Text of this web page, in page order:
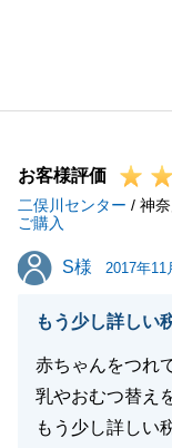
るご多忙の中、
き、スムーズに
ておりました、
間際になってし
せんでした。
その後、無事お
におめでとうご
お客様評価
二俣川センター / 神
ご購入
S様
S様 2017年11
もう少し詳しい
赤ちゃんをつれ
乳やおむつ替え
もう少し詳しい